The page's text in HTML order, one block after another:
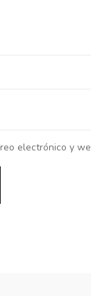
electrónico y